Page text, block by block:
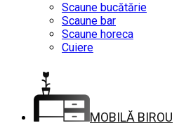
Scaune bucătărie
Scaune bar
Scaune horeca
Cuiere
MOBILĂ BIROU